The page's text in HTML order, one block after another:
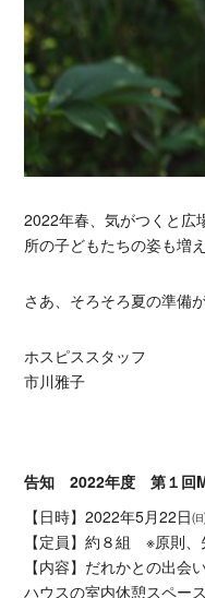
2022年春、気がつくと広
所の子どもたちの姿も増
さあ、そろそろ夏の準備
ホスピススタッフ
市川雅子
告知 2022年度 第１回
【日時】2022年5月22日
【定員】約８組 ※原則、
【内容】だれかとの出会
ハウスの室内休憩スペー